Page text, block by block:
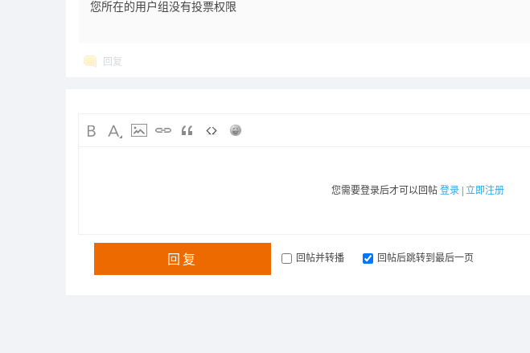
您所在的用户组没有投票权限
回复
您需要登录后才可以回帖 登录 立即注册
回复 回帖并转播 回帖后跳转到最后一页